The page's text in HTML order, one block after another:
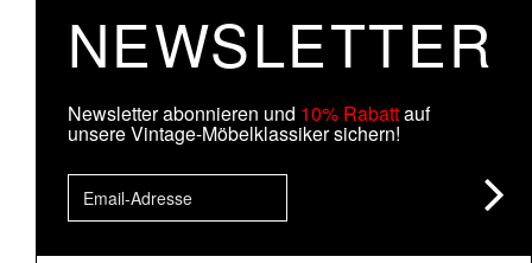
NEWSLETTER
Newsletter abonnieren und 10% Rabattauf
unsere Vintage-Möbelklassiker sichern!